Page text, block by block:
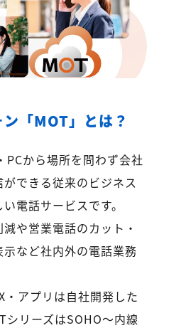
「MOT」とは？
PCから場所を問わず会社
できる従来のビジネス
電話サービスです。
や営業電話のカット・
など社内外の電話業務
・アプリは自社開発した
シリーズはSOHO～内線